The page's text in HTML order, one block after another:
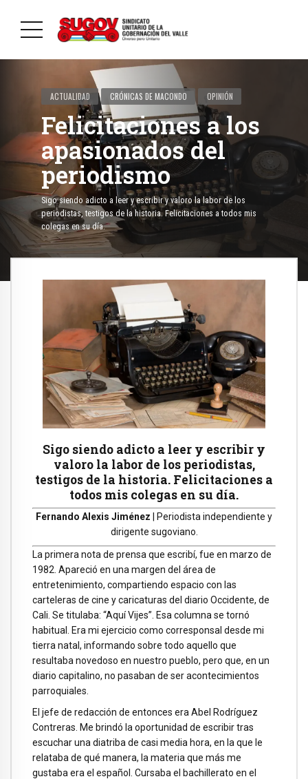
ACTUALIDAD CRÓNICAS DE MACONDO OPINIÓN
Felicitaciones a los
apasionados del
periodismo
Sigo siendo adicto a leer y escribir y valoro la labor de los
periodistas, testigos de la historia. Felicitaciones a todos mis
colegas en su día.
Sigo siendo adicto a leer y escribir y
valoro la labor de los periodistas,
testigos de la historia. Felicitaciones a
todos mis colegas en su día.
Fernando Alexis Jiménez | Periodista independiente y
dirigente sugoviano.
La primera nota de prensa que escribí, fue en marzo de
1982. Apareció en una margen del área de
entretenimiento, compartiendo espacio con las
carteleras de cine y caricaturas del diario Occidente, de
Cali. Se titulaba: “Aquí Vijes”. Esa columna se tornó
habitual. Era mi ejercicio como corresponsal desde mi
tierra natal, informando sobre todo aquello que
resultaba novedoso en nuestro pueblo, pero que, en un
diario capitalino, no pasaban de ser acontecimientos
parroquiales.
El jefe de redacción de entonces era Abel Rodríguez
Contreras. Me brindó la oportunidad de escribir tras
escuchar una diatriba de casi media hora, en la que le
relataba de qué manera, la materia que más me
gustaba era el español. Cursaba el bachillerato en el